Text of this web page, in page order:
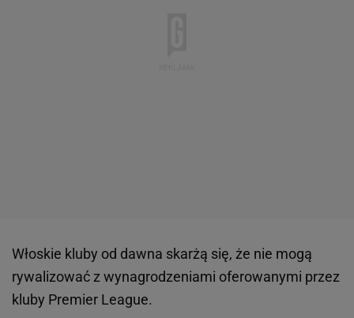
Włoskie kluby od dawna skarżą się, że nie mogą
rywalizować z wynagrodzeniami oferowanymi przez
kluby Premier League.